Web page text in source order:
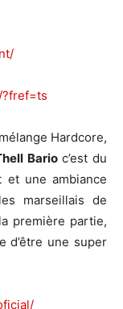
?fref=ts
Hardcore,
Barioc’est du
et une ambiance
marseillais de
première partie,
d’être une super